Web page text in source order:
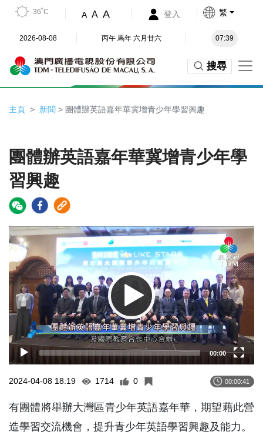
36˚C A A A 登入 繁
2026-08-08 丙午 馬年 六月廿六 07:39
搜尋
主頁 新聞 > 團體辦英語嘉年華冀增青少年學習興趣
團體辦英語嘉年華冀增青少年學
習興趣
Video
Player
00:00
2024-04-08 18:19 1714 0 00:00:41
有團體將舉辦大灣區青少年英語嘉年華，期望藉此營
造學習交流機會，提升青少年英語學習興趣及能力。